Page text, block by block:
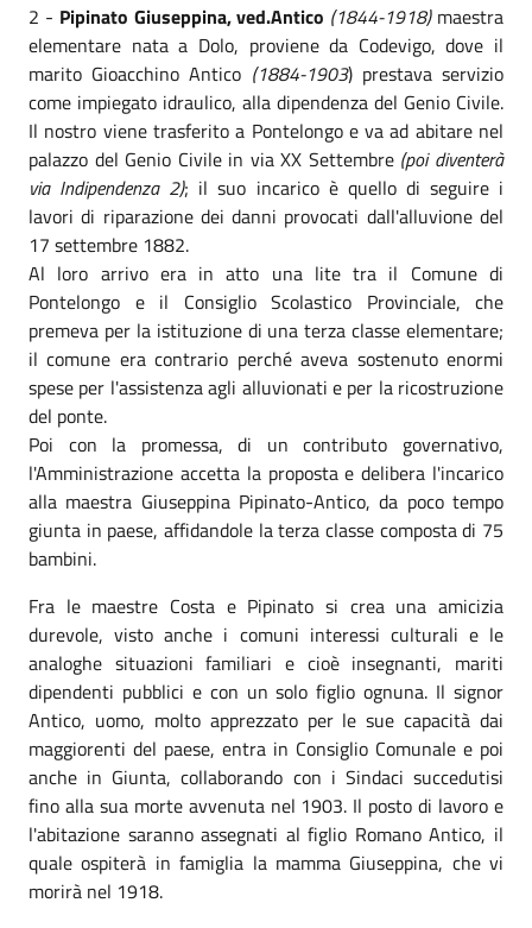
2 - Pipinato Giuseppina, ved.Antico (1844-1918)maestra
elementare nata a Dolo, proviene da Codevigo, dove il
marito Gioacchino Antico (1884-1903) prestava servizio
come impiegato idraulico, alla dipendenza del Genio Civile.
Il nostro viene trasferito a Pontelongo e va ad abitare nel
palazzo del Genio Civile in via XX Settembre (poi diventerà
via Indipendenza 2); il suo incarico è quello di seguire i
lavori di riparazione dei danni provocati dall'alluvione del
17 settembre 1882.
Al loro arrivo era in atto una lite tra il Comune di
Pontelongo e il Consiglio Scolastico Provinciale, che
premeva per la istituzione di una terza classe elementare;
il comune era contrario perché aveva sostenuto enormi
spese per l'assistenza agli alluvionati e per la ricostruzione
del ponte.
Poi con la promessa, di un contributo governativo,
l'Amministrazione accetta la proposta e delibera l'incarico
alla maestra Giuseppina Pipinato-Antico, da poco tempo
giunta in paese, affidandole la terza classe composta di 75
bambini.
Fra le maestre Costa e Pipinato si crea una amicizia
durevole, visto anche i comuni interessi culturali e le
analoghe situazioni familiari e cioè insegnanti, mariti
dipendenti pubblici e con un solo figlio ognuna. Il signor
Antico, uomo, molto apprezzato per le sue capacità dai
maggiorenti del paese, entra in Consiglio Comunale e poi
anche in Giunta, collaborando con i Sindaci succedutisi
fino alla sua morte avvenuta nel 1903. Il posto di lavoro e
l'abitazione saranno assegnati al figlio Romano Antico, il
quale ospiterà in famiglia la mamma Giuseppina, che vi
morirà nel 1918.